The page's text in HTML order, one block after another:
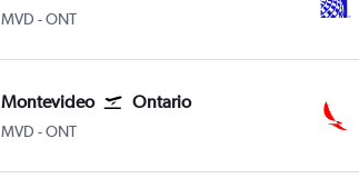
MVD Montevideo Internacional de Carrasco
-ONT
Montevideo Ontario
MVD Montevideo Internacional de Carrasco
-ONT